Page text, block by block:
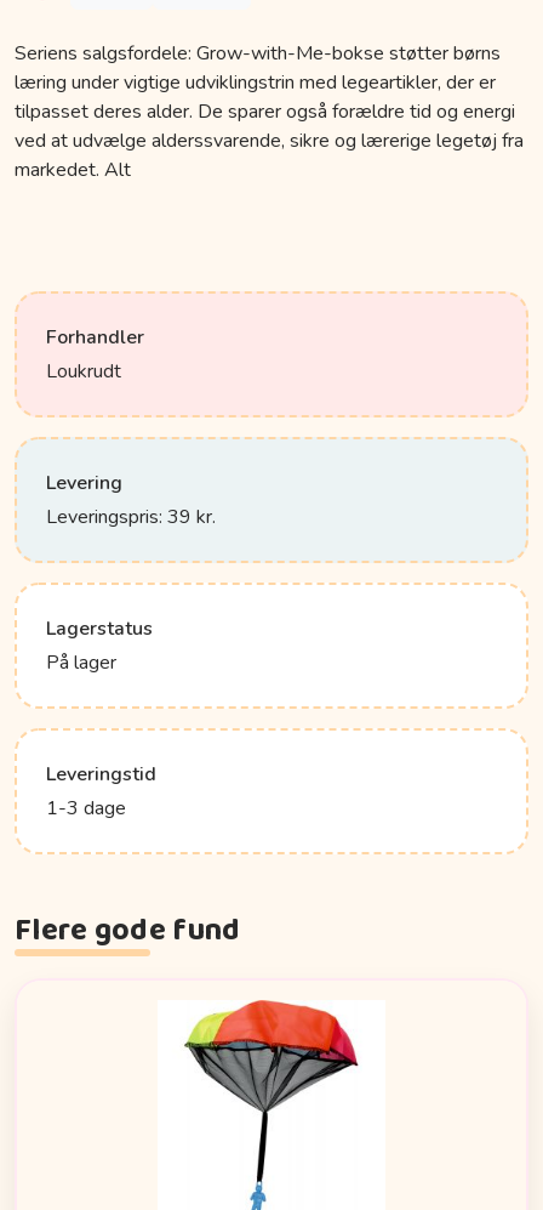
Seriens salgsfordele: Grow-with-Me-bokse støtter børns
læring under vigtige udviklingstrin med legeartikler, der er
tilpasset deres alder. De sparer også forældre tid og energi
ved at udvælge alderssvarende, sikre og lærerige legetøj fra
markedet. Alt
Forhandler
Loukrudt
Levering
Leveringspris: 39 kr.
Lagerstatus
På lager
Leveringstid
1-3 dage
Flere gode fund